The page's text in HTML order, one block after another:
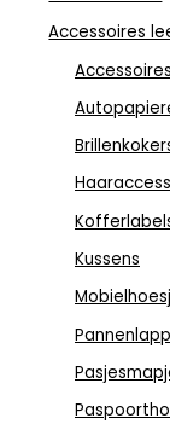
Accessoires
Kussens